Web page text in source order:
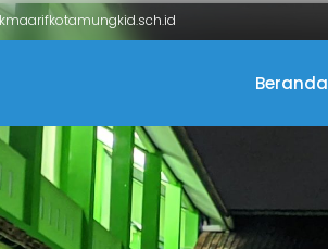
Beranda